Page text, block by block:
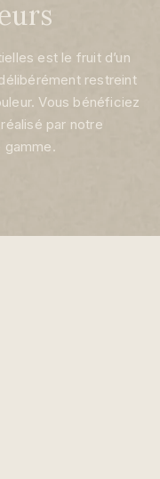
est le fruit d’un
restreint
Vous bénéficiez
par notre
gamme.